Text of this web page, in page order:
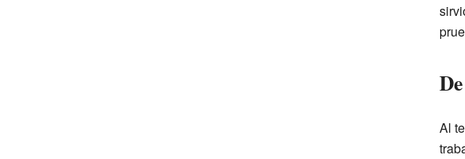
Al